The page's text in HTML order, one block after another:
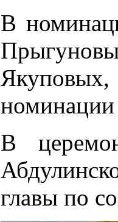
В
номинации
В
главы по